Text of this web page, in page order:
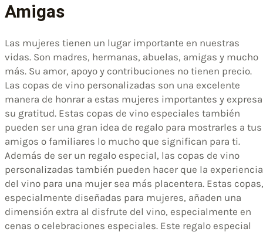
Amigas
Las mujeres tienen un lugar importante en nuestras
vidas. Son madres, hermanas, abuelas, amigas y mucho
más. Su amor, apoyo y contribuciones no tienen precio.
Las copas de vino personalizadas son una excelente
manera de honrar a estas mujeres importantes y
su gratitud. Estas copas de vino especiales también
pueden ser una gran idea de regalo para mostrarles a tus
amigos o familiares lo mucho que significan para ti.
Además de ser un regalo especial, las copas de vino
personalizadas también pueden hacer que la experiencia
del vino para una mujer sea más placentera. Estas copas,
especialmente diseñadas para mujeres, añaden una
dimensión extra al disfrute del vino, especialmente en
cenas o celebraciones especiales. Este regalo especial